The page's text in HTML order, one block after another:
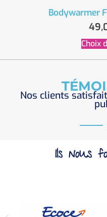
Bodywarmer
Choix
Nos clients
Ils nous